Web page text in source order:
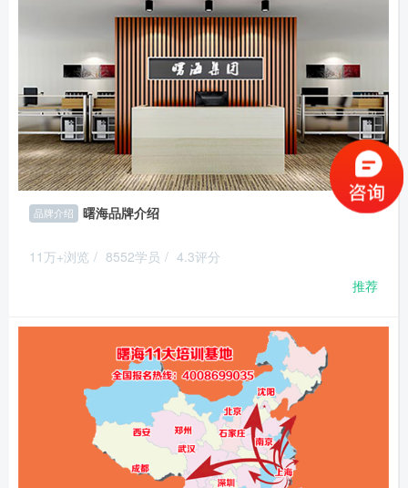
品牌介绍 曙海品牌介绍
11万+浏览 / 8552学员 / 4.3评分
推荐